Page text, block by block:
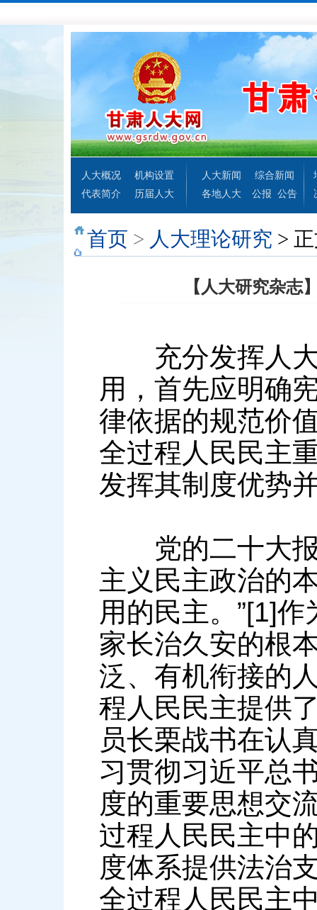
人大概况
机构设置
代表简介
历届人大
人大新闻
综合新闻
各地人大
公报 公告
首页 > 人大理论研究 >
【人大研究杂志
充分发挥人大
用，首先应明确
律依据的规范价
全过程人民民主
发挥其制度优势
党的二十大报
主义民主政治的
用的民主。”[1]
家长治久安的根
泛、有机衔接的
程人民民主提供
员长栗战书在认
习贯彻习近平总
度的重要思想交
过程人民民主中
度体系提供法治
全过程人民民主